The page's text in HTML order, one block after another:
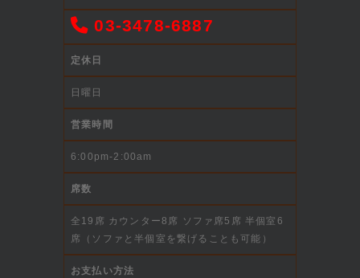
03-3478-6887
定休日
日曜日
営業時間
6:00pm-2:00am
席数
全19席 カウンター8席 ソファ席5席 半個室6
席（ソファと半個室を繋げることも可能）
お支払い方法